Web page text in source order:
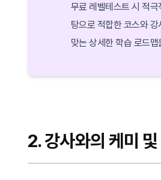
무료 레벨테스트 시 적
탕으로 적합한 코스와
맞는 상세한 학습 로드
2. 강사와의 케미